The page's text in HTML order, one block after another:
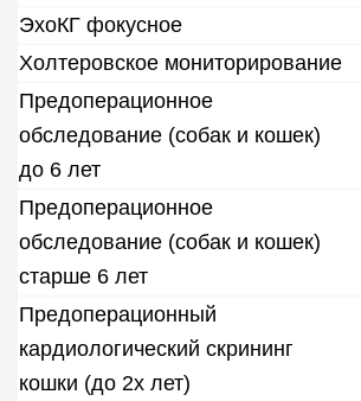
ЭхоКГ фокусное
Холтеровское мониторирование
Предоперационное
обследование (собак и кошек)
до 6 лет
Предоперационное
обследование (собак и кошек)
старше 6 лет
Предоперационный
кардиологический скрининг
кошки (до 2х лет)